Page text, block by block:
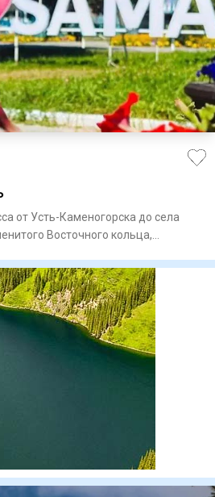
от Усть-Каменогорска до села
Восточного кольца,